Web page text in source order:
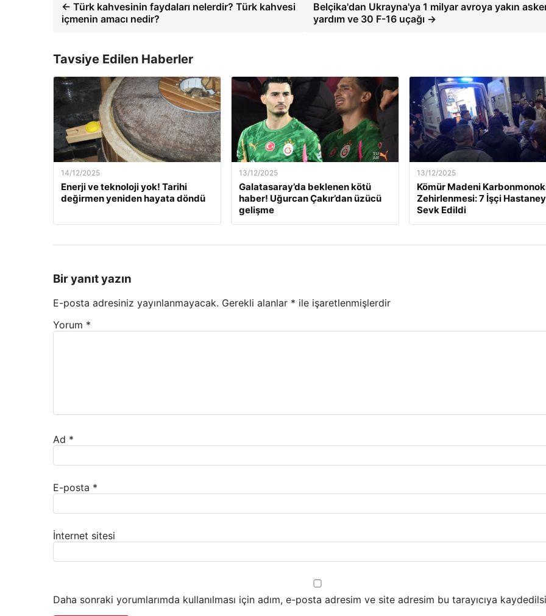
← Türk kahvesinin faydaları nelerdir? Türk kahvesi
içmenin amacı nedir?
Belçika'dan Ukrayna'ya 1 milyar avroya yakın
yardım ve 30 F-16 uçağı →
Tavsiye Edilen Haberler
14/12/2025
Enerji ve teknoloji yok! Tarihi
değirmen yeniden hayata döndü
13/12/2025
Galatasaray’da beklenen kötü
haber! Uğurcan Çakır’dan üzücü
gelişme
13/12/2025
Kömür Madeni
Zehirlenmesi: 7 İşçi
Sevk Edildi
Bir yanıt yazın
E-posta adresiniz yayınlanmayacak. Gerekli alanlar * ile işaretlenmişlerdir
Yorum *
Ad *
E-posta *
İnternet sitesi
Daha sonraki yorumlarımda kullanılması için adım, e-posta adresim ve site adresim bu tarayıcıya